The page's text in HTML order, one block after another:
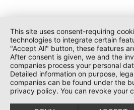
This site uses consent-requiring
technologies to integrate certain
"Accept All" button, these features
After consent is given, we and the
companies process your personal
Detailed information on purpose,
companies can be found under the
privacy policy. You can revoke your